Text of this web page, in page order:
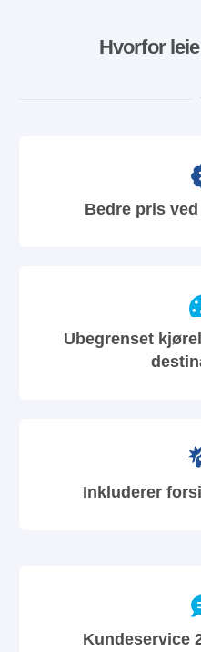
Hvorfor
Bedre pris
Ubegrenset
Inkluderer
Kundeservice